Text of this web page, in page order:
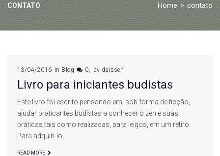
CONTATO Home > contato
Tag:
contato
13/04/2016 in Blog 0 by daissen
Livro para iniciantes budistas
Este livro foi escrito pensando em, sob forma de ficção,
ajudar praticantes budistas a conhecer o zen e suas
práticas tais como realizadas, para leigos, em um retiro.
Para adquiri-lo…
READ MORE